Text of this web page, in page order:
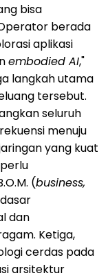
bisa
berada
aplikasi
embodied AI,"
langkah utama
tersebut.
seluruh
menuju
yang kuat
(business,
dan
Ketiga,
cerdas pada
arsitektur